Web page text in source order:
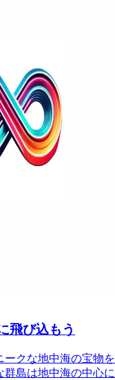
飛び込もう
ークな地中海の宝物
島は地中海の中心